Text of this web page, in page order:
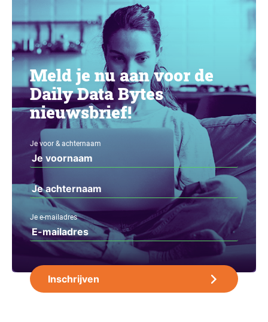
Meld je nu aan voor de
Daily Data Bytes
nieuwsbrief!
Je voor & achternaam
Je e-mailadres